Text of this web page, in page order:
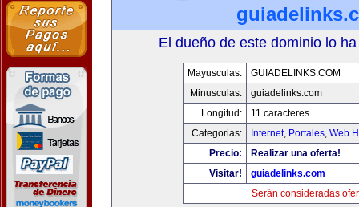
El dueño de este dominio lo
Mayusculas:
GUIADELINKS.COM
Minusculas:
guiadelinks.com
Longitud:
11 caracteres
Categorias:
Internet, Portales, Web
Precio:
Realizar una oferta!
Visitar!
guiadelinks.com
Serán consideradas